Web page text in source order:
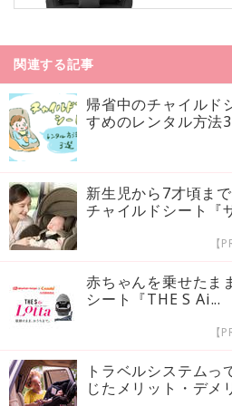
関連する記事
帰省中のチャイルド
すめのレンタル方法
新生児から7才頃ま
チャイルドシート『
【
赤ちゃんを乗せたま
シート『THE S Ai...
【
トラベルシステム
じたメリット・デメ